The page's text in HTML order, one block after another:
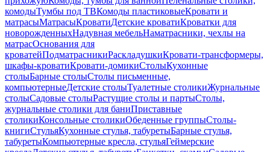
комодыТумбы под ТВКомоды пластиковыеКровати и
матрасыМатрасыКроватиДетские кроватиКроватки для
новорожденныхНадувная мебельНаматрасники, чехлы на
матрасОснования для
кроватейПодматрасникиРаскладушкиКровати-трансформеры,
шкафы-кроватиКровати-домикиСтолыКухонные
столыБарные столыСтолы письменные,
компьютерныеДетские столыТуалетные столикиЖурнальные
столыСадовые столыРастущие столы и партыСтолы,
журнальные столики для баниПриставные
столикиКонсольные столикиОбеденные группыСтолы-
книгиСтульяКухонные стулья, табуретыБарные стулья,
табуретыКомпьютерные кресла, стульяГеймерские